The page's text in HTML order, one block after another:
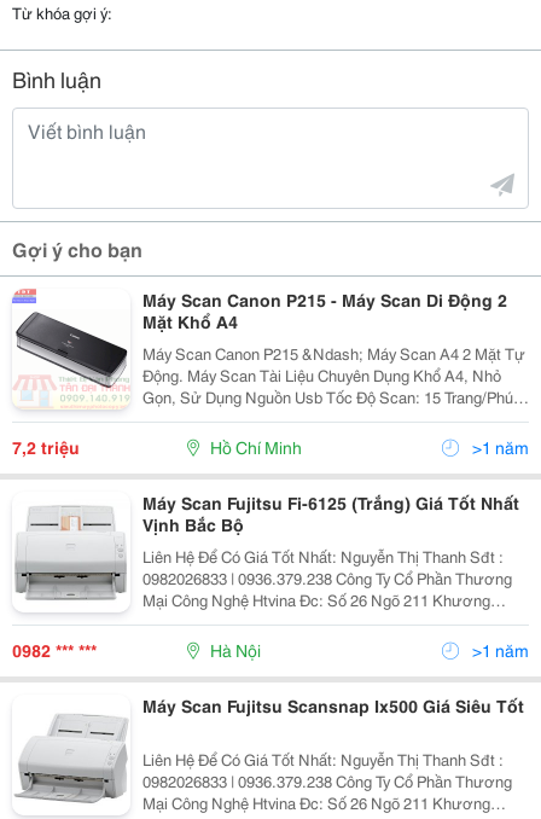
Từ khóa gợi ý:
Bình luận
Gợi ý cho bạn
Máy Scan Canon P215 - Máy Scan Di Động 2
Mặt Khổ A4
Máy Scan Canon P215 &Ndash; Máy Scan A4 2 Mặt Tự
Động. Máy Scan Tài Liệu Chuyên Dụng Khổ A4, Nhỏ
Gọn, Sử Dụng Nguồn Usb Tốc Độ Scan: 15 Trang/Phút
(Trắng Đen) - 10 Trang/Phút (Màu, 200 Dpi) Cảm Biến
Hình Ảnh: Cis. Scan Hai Mặt Tự Động. Độ...
7,2 triệu Hồ Chí Minh >1 năm
Máy Scan Fujitsu Fi-6125 (Trắng) Giá Tốt Nhất
Vịnh Bắc Bộ
Liên Hệ Để Có Giá Tốt Nhất: Nguyễn Thị Thanh Sđt :
0982026833 | 0936.379.238 Công Ty Cổ Phần Thương
Mại Công Nghệ Htvina Đc: Số 26 Ngõ 211 Khương
Trung &Ndash; Thanh Xuân &Ndash; Hà Nội Yahoo
:Nguyenthanh6685 Website: Http://Sieuthiht.com
0982 *** *** Hà Nội >1 năm
Máy Scan Fujitsu Scansnap Ix500 Giá Siêu Tốt
Liên Hệ Để Có Giá Tốt Nhất: Nguyễn Thị Thanh Sđt :
0982026833 | 0936.379.238 Công Ty Cổ Phần Thương
Mại Công Nghệ Htvina Đc: Số 26 Ngõ 211 Khương